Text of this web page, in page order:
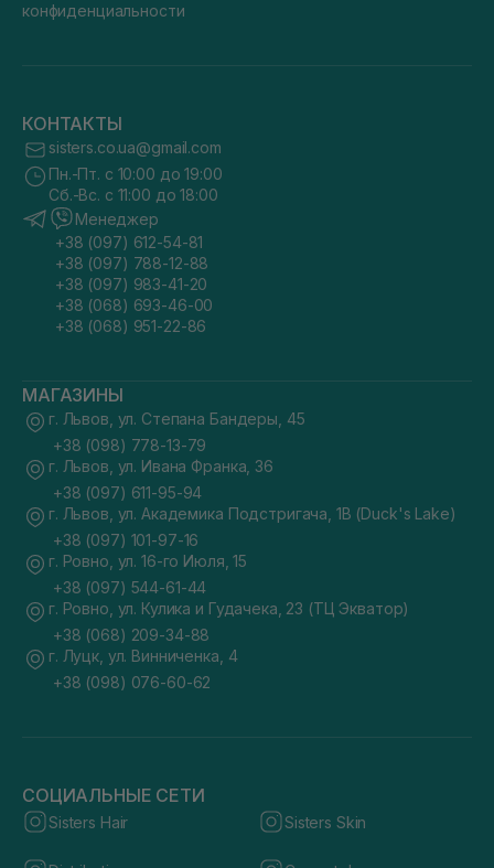
конфиденциальности
КОНТАКТЫ
sisters.co.ua@gmail.com
Пн.-Пт. с 10:00 до 19:00
Сб.-Вс. с 11:00 до 18:00
Менеджер
+38 (097) 612-54-81
+38 (097) 788-12-88
+38 (097) 983-41-20
+38 (068) 693-46-00
+38 (068) 951-22-86
МАГАЗИНЫ
г. Львов, ул. Степана Бандеры, 45
+38 (098) 778-13-79
г. Львов, ул. Ивана Франка, 36
+38 (097) 611-95-94
г. Львов, ул. Академика Подстригача, 1В (Duck's Lake)
+38 (097) 101-97-16
г. Ровно, ул. 16-го Июля, 15
+38 (097) 544-61-44
г. Ровно, ул. Кулика и Гудачека, 23 (ТЦ Экватор)
+38 (068) 209-34-88
г. Луцк, ул. Винниченка, 4
+38 (098) 076-60-62
СОЦИАЛЬНЫЕ СЕТИ
Sisters Hair Sisters Skin